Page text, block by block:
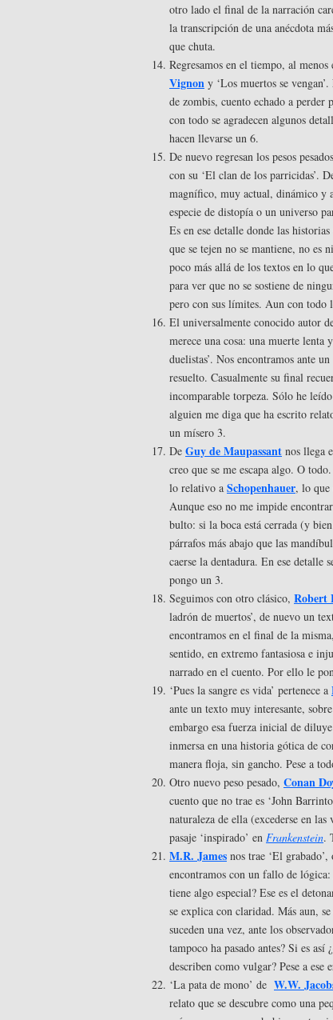
otro lado el final de la narración
la transcripción de una anécdota
que chuta.
Regresamos en el tiempo, al
Vignon y ‘Los muertos se
de zombis, cuento echado a
con todo se agradecen algunos
hacen llevarse un 6.
De nuevo regresan los pesos
con su ‘El clan de los parricidas’.
magnífico, muy actual, dinámico y
especie de distopía o un universo
Es en ese detalle donde las
que se tejen no se mantiene, no es
poco más allá de los textos en lo
para ver que no se sostiene de
pero con sus límites. Aun con todo
El universalmente conocido autor
merece una cosa: una muerte lenta
duelistas’. Nos encontramos ante
resuelto. Casualmente su final
incomparable torpeza. Sólo he
alguien me diga que ha escrito
un mísero 3.
De Guy de Maupassant nos llega
creo que se me escapa algo. O
lo relativo a Schopenhauer, lo que
Aunque eso no me impide
bulto: si la boca está cerrada (y
párrafos más abajo que las
caerse la dentadura. En ese detalle
pongo un 3.
Seguimos con otro clásico, Robert
ladrón de muertos’, de nuevo un
encontramos en el final de la
sentido, en extremo fantasiosa e
narrado en el cuento. Por ello le
‘Pues la sangre es vida’ pertenece a
ante un texto muy interesante,
embargo esa fuerza inicial de
inmersa en una historia gótica de
manera floja, sin gancho. Pese a
Otro nuevo peso pesado, Conan
cuento que no trae es ‘John
naturaleza de ella (excederse en
pasaje ‘inspirado’ en Frankenstein.
M.R. James nos trae ‘El
encontramos con un fallo de
tiene algo especial? Ese es el
se explica con claridad. Más aun,
suceden una vez, ante los
tampoco ha pasado antes? Si es
describen como vulgar? Pese a ese
‘La pata de mono’ de W.W.
relato que se descubre como una